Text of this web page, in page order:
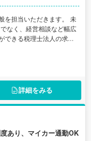
を担当いただきます。 未
なく、経営相談など幅広
できる税理士法人の求人
詳細をみる
あり、マイカー通勤OK